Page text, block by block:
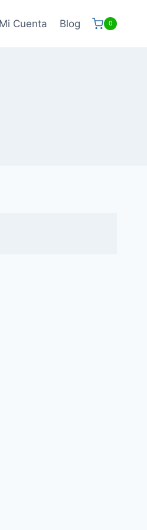
Mi Cuenta Blog 0